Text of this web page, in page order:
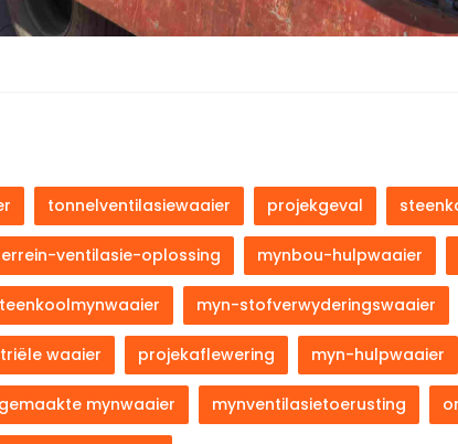
tonnelventilasiewaaier projekgeval
ventilasie-oplossing mynbou-hulpwaaier
myn-stofverwyderingswaaier
waaier projekaflewering myn-hulpwaaier
mynwaaier mynventilasietoerusting